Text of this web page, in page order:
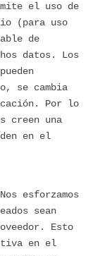
el uso de
(para uso
de
datos. Los
se cambia
Por lo
creen una
en el
esforzamos
sean
Esto
en el